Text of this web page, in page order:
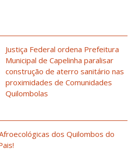
Justiça Federal ordena Prefeitura
Municipal de Capelinha paralisar
construção de aterro sanitário nas
proximidades de Comunidades
Quilombolas
dos Quilombos do